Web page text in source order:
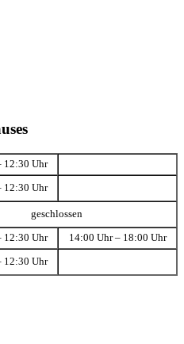
12:30 Uhr
12:30 Uhr
geschlossen
12:30 Uhr 14:00 Uhr – 18:00 Uhr
12:30 Uhr